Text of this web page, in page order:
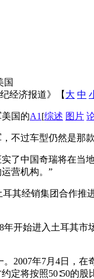
国
经济报道》 【 大 中
国的A1 [综述 图片
不过车型仍然是那
了中国奇瑞将在当
营机构。”
其经销集团合作
年开始进入土耳其
2007年7月4日，
定将按照50∶50的